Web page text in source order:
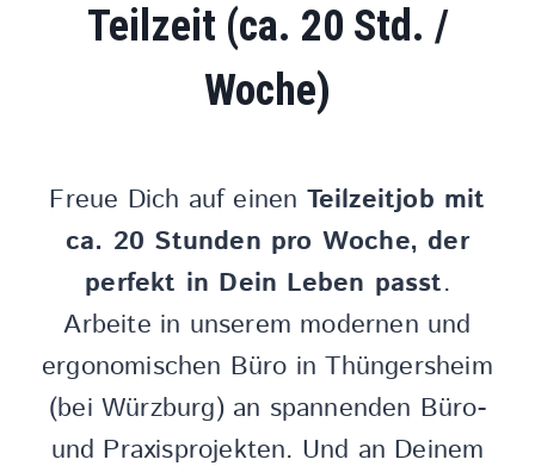
Teilzeit (ca. 20 Std. /
Woche)
Freue Dich auf einen Teilzeitjob mit
ca. 20 Stunden pro Woche, der
perfekt in Dein Leben passt.
Arbeite in unserem modernen und
ergonomischen Büro in Thüngersheim
(bei Würzburg) an spannenden Büro-
und Praxisprojekten. Und an Deinem